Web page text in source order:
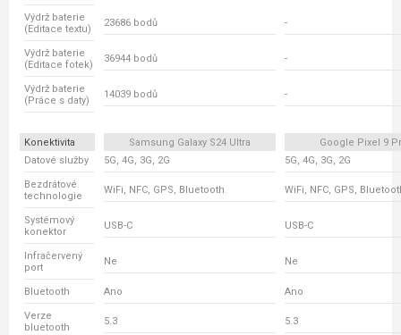
Výdrž baterie
(Editace textu)
23686 bodů -
Výdrž baterie
(Editace fotek)
36944 bodů -
Výdrž baterie
(Práce s daty)
14039 bodů -
Konektivita Samsung Galaxy S24 Ultra
Google Pixel 9
Datové služby
5G, 4G, 3G, 2G 5G, 4G, 3G, 2G
Bezdrátové
technologie
WiFi, NFC, GPS, Bluetooth WiFi, NFC, GPS,
Systémový
konektor
USB-C USB-C
Infračervený
port
Ne Ne
Bluetooth Ano Ano
Verze
bluetooth
5.3 5.3